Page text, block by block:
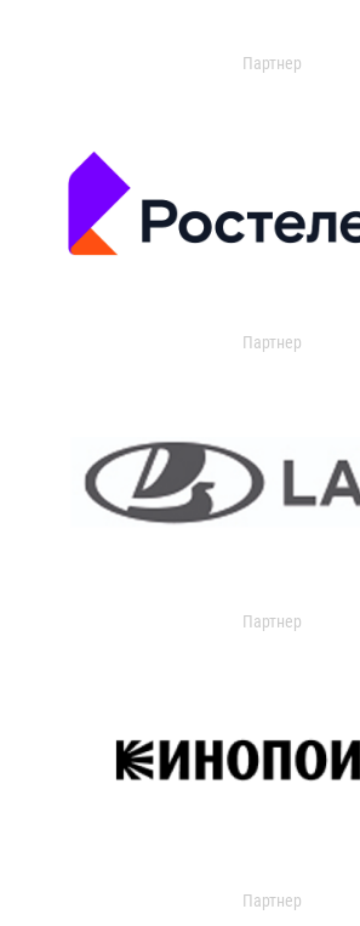
Партнер
Партнер
Партнер
Партнер